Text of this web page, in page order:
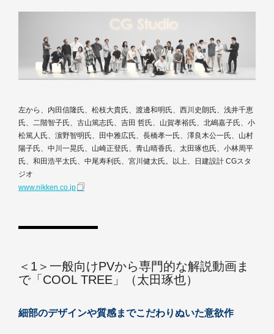
左から、内田信隆氏、松枝大貴氏、渡邊和明氏、西川史朗氏、浅井千恵
氏、二階智子氏、古山篤志氏、吉田 哲氏、山賀孝裕氏、北嶋嘉子氏、小
松篤人氏、濵野智明氏、田中雅広氏、長橋孝一氏、澤良木公一氏、山村
陽子氏、中川一晃氏、山崎正登氏、青山晴香氏、太田琢也氏、小林周平
氏、和田浩平太氏、中尾寿利氏、宮川健太氏。以上、日建設計 CGスタ
ジオ
www.nikken.co.jp
＜1＞一般向けPVから専門的な解説動画ま
で「COOL TREE」（太田琢也）
細部のデザインや質感までこだわりぬいた意欲作